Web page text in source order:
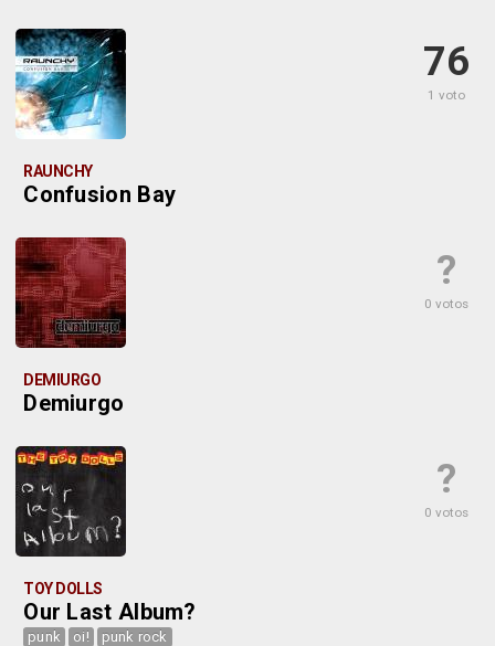
76
1 voto
RAUNCHY
Confusion Bay
?
0 votos
DEMIURGO
Demiurgo
?
0 votos
TOY DOLLS
Our Last Album?
punk oi! punk rock